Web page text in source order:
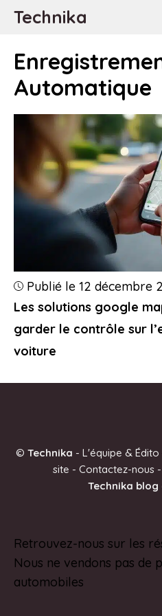
AllerTechnika
Automatique
Les solutions google
garder le contrôle sur
voiture
Publié le 12 décembre
© Technika - L'équipe & Édito
site - Contactez-nous -
Technika
Retrouvez-nous sur les
Nous ne vendons pas de
automobiles